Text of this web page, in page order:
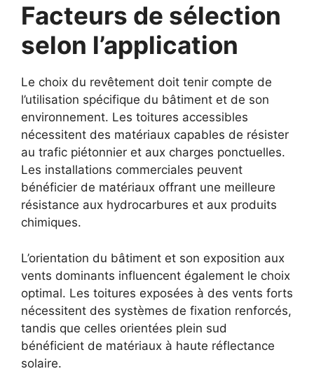
Facteurs de sélection
selon l’application
Le choix du revêtement doit tenir compte de
l’utilisation spécifique du bâtiment et de son
environnement. Les toitures accessibles
nécessitent des matériaux capables de résister
au trafic piétonnier et aux charges ponctuelles.
Les installations commerciales peuvent
bénéficier de matériaux offrant une meilleure
résistance aux hydrocarbures et aux produits
chimiques.
L’orientation du bâtiment et son exposition aux
vents dominants influencent également le choix
optimal. Les toitures exposées à des vents forts
nécessitent des systèmes de fixation renforcés,
tandis que celles orientées plein sud
bénéficient de matériaux à haute réflectance
solaire.